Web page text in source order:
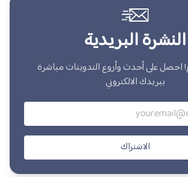
النشرة البريدية
احصل على أحدث وأروع التدوينات مباشرة
ببريدك الالكتروني
الاشتراك